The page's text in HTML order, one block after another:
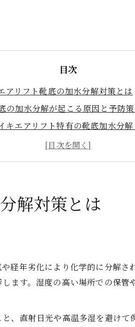
目次
アリフト靴底の加水分解対策とは
の加水分解が起こる原因と予防
キエアリフト特有の靴底加水分
水分解を防ぐ日常のお手入れと靴修
加水分解時の初期対応と修理の
取り戻すエアリフトの履き心地
理による履き心地回復のプロセス
理後に実感できる履き心地の変
トラブルから復活する修理技術
分解靴底修理の流れと重要ポイ
解対策とは
経年劣化により化学的に分解
ます。湿度の高い場所での保
、直射日光や高温多湿を避け